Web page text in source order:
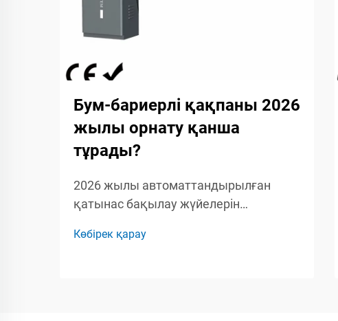
Бум-бариерлі қақпаны 2026
жылы орнату қанша
тұрады?
2026 жылы автоматтандырылған
қатынас бақылау жүйелерін
басқарушылары, қауіпсіздік
Көбірек қарау